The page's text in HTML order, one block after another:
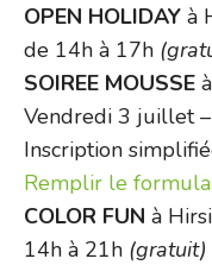
OPEN HOLIDAY à
de 14h à 17h
SOIREE MOUSSE
Vendredi 3 juillet
Inscription
Remplir le
COLOR FUN à
14h à 21h (gratuit)